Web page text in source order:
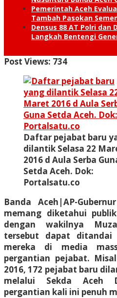
Pemerintah Aceh
Tambah Pasokan
Densus 88 AT Polri dan
Langkah Bentengi
Post Views: 734
Daftar pejabat baru
dilantik Selasa 22
2016 d Aula Serba
Setda Aceh. Dok:
Portalsatu.co
Banda Aceh|AP-
memang diketahui
dengan wakilnya
tersebut dapat
mereka di media
pergantian pejabat.
2016, 172 pejabat baru
melalui Sekda Aceh
pergantian kali ini penuh